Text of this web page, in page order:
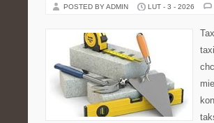
POSTED BY ADMIN LUT - 3 - 2026